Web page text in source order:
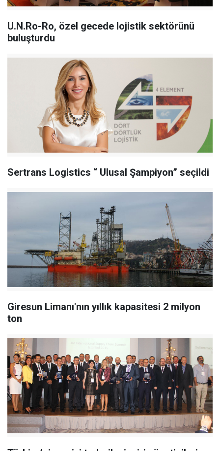
U.N.Ro-Ro, özel gecede lojistik sektörünü
buluşturdu
Sertrans Logistics “ Ulusal Şampiyon” seçildi
Giresun Limanı'nın yıllık kapasitesi 2 milyon
ton